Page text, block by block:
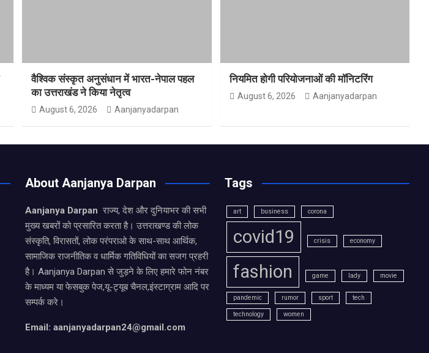
वैश्विक संस्कृत अनुसंधान में भारत-नेपाल पहल
का उत्तराखंड ने किया नेतृत्व
August 6, 2026 Aanjanyadarpan
नियमित होगी परियोजनाओं की मॉनिटरिंग
August 6, 2026 Aanjanyadarpan
About Aanjanya Darpan
Aanjanya Darpan राज्य, देश और दुनियाभर की सभी
मुख्य खबरों को प्रसारित करता है। उत्तराखण्ड की लोक
संस्कृति, विरासतों, लोक परंपराओ के साथ-साथ आर्थिक,
सामाजिक राजनीतिक व धार्मिक गतिविधियों का सजग प्रहरी
है। Aanjanya Darpan से जुड़ने के लिए हमारे फोन नंबर
के माध्यम या फेसबुक पेज,यू-ट्यूब चैनल,इंस्टाग्राम आदि पर
सम्पर्क करे।
Email: aanjanyadarpan24@gmail.com
Tags
art business corona
covid19 crisis economy
fashion game lady movie
pandemic rumor sport tech
technology women